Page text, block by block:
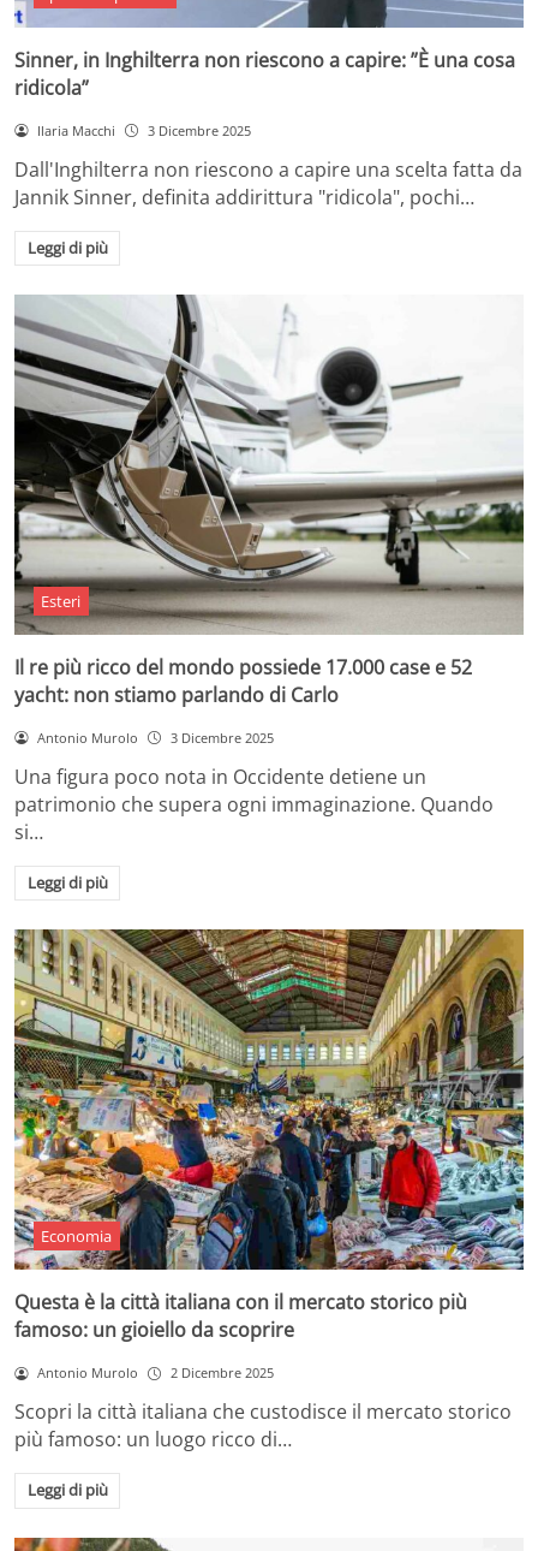
Sinner, in Inghilterra non riescono a capire: ”È una cosa
ridicola”
Ilaria Macchi 3 Dicembre 2025
Dall'Inghilterra non riescono a capire una scelta fatta da
Jannik Sinner, definita addirittura "ridicola", pochi…
Leggi di più
Esteri
Il re più ricco del mondo possiede 17.000 case e 52
yacht: non stiamo parlando di Carlo
Antonio Murolo 3 Dicembre 2025
Una figura poco nota in Occidente detiene un
patrimonio che supera ogni immaginazione. Quando
si…
Leggi di più
Economia
Questa è la città italiana con il mercato storico più
famoso: un gioiello da scoprire
Antonio Murolo 2 Dicembre 2025
Scopri la città italiana che custodisce il mercato storico
più famoso: un luogo ricco di…
Leggi di più